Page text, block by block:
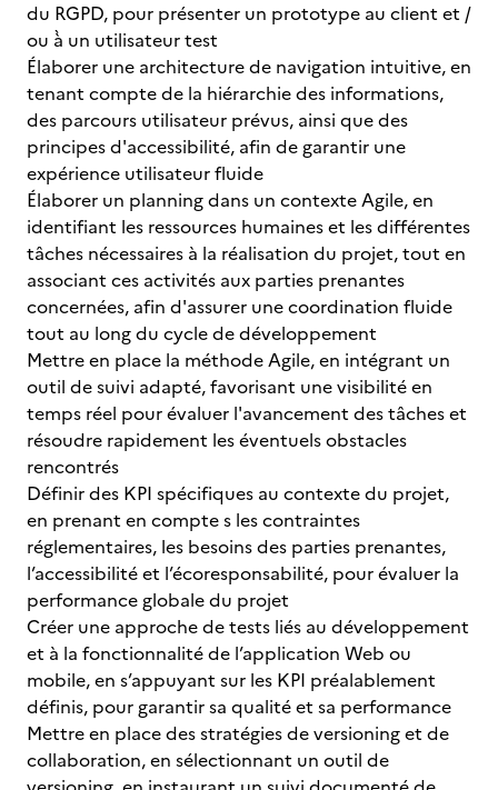
du RGPD, pour présenter un prototype au client et /
ou à̀ un utilisateur test
Élaborer une architecture de navigation intuitive, en
tenant compte de la hiérarchie des informations,
des parcours utilisateur prévus, ainsi que des
principes d'accessibilité, afin de garantir une
expérience utilisateur fluide
Élaborer un planning dans un contexte Agile, en
identifiant les ressources humaines et les différentes
tâches nécessaires à la réalisation du projet, tout en
associant ces activités aux parties prenantes
concernées, afin d'assurer une coordination fluide
tout au long du cycle de développement
Mettre en place la méthode Agile, en intégrant un
outil de suivi adapté, favorisant une visibilité en
temps réel pour évaluer l'avancement des tâches et
résoudre rapidement les éventuels obstacles
rencontrés
Définir des KPI spécifiques au contexte du projet,
en prenant en compte s les contraintes
réglementaires, les besoins des parties prenantes,
l’accessibilité et l’écoresponsabilité, pour évaluer la
performance globale du projet
Créer une approche de tests liés au développement
et à la fonctionnalité de l’application Web ou
mobile, en s’appuyant sur les KPI préalablement
définis, pour garantir sa qualité et sa performance
Mettre en place des stratégies de versioning et de
collaboration, en sélectionnant un outil de